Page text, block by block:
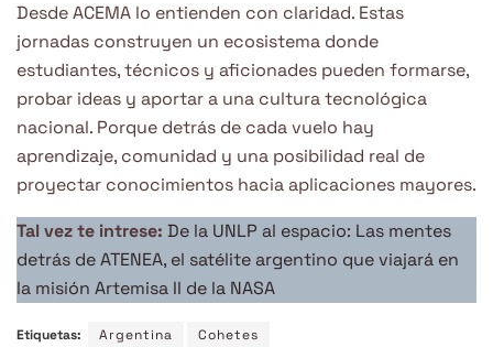
Desde ACEMA lo entienden con claridad. Estas
jornadas construyen un ecosistema donde
estudiantes, técnicos y aficionades pueden formarse,
probar ideas y aportar a una cultura tecnológica
nacional. Porque detrás de cada vuelo hay
aprendizaje, comunidad y una posibilidad real de
proyectar conocimientos hacia aplicaciones mayores.
Tal vez te intrese: De la UNLP al espacio: Las mentes
detrás de ATENEA, el satélite argentino que viajará en
la misión Artemisa II de la NASA
Etiquetas: Argentina Cohetes